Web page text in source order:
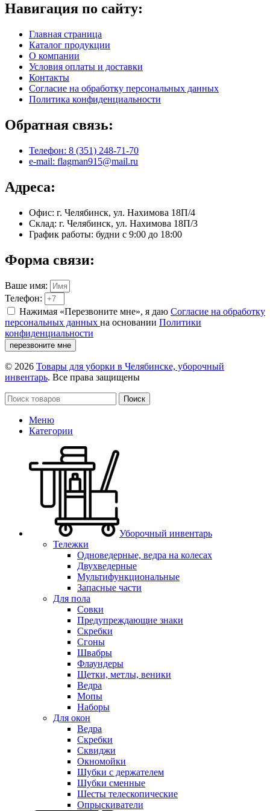
Навигация по сайту:
Главная страница
Каталог продукции
О компании
Условия оплаты и доставки
Контакты
Согласие на обработку персональных данных
Политика конфиденциальности
Обратная связь:
Телефон: 8 (351) 248-71-70
e-mail: flagman915@mail.ru
Адреса:
Офис: г. Челябинск, ул. Нахимова 18П/4
Склад: г. Челябинск, ул. Нахимова 18П/3
График работы: будни с 9:00 до 18:00
Форма связи:
Ваше имя:
Телефон:
Нажимая «Перезвоните мне», я даю Согласие на обработку
персональных данных на основании Политики
конфиденциальности
перезвоните мне
© 2026 Товары для уборки в Челябинске, уборочный
инвентарь. Все права защищены
Поиск
Меню
Категории
Уборочный инвентарь
Тележки
Одноведерные, ведра на колесах
Двухведерные
Мультифункциональные
Запасные части
Для пола
Совки
Предупреждающие знаки
Скребки
Сгоны
Швабры
Флаундеры
Щетки, метлы, веники
Ведра
Мопы
Наборы
Для окон
Ведра
Скребки
Сквиджи
Окномойки
Шубки с держателем
Шубки сменные
Шесты телескопические
Опрыскиватели